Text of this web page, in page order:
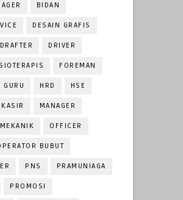
BIDAN
DESAIN GRAFIS
DRAFTER DRIVER
FOREMAN
GURU HRD HSE
KASIR MANAGER
MEKANIK OFFICER
BUBUT
PNS PRAMUNIAGA
PROMOSI